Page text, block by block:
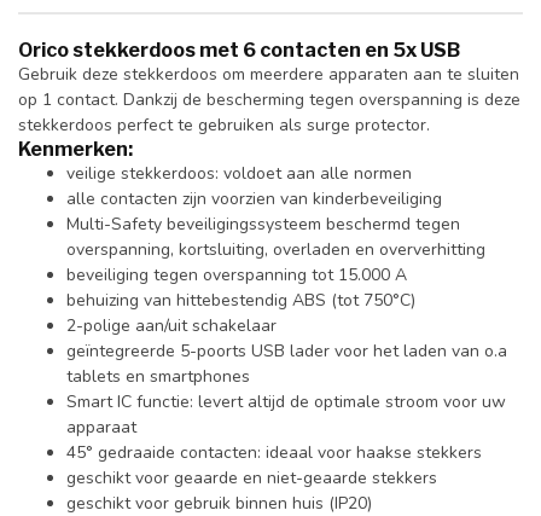
Orico stekkerdoos met 6 contacten en 5x USB
Gebruik deze stekkerdoos om meerdere apparaten aan te sluiten
op 1 contact. Dankzij de bescherming tegen overspanning is deze
stekkerdoos perfect te gebruiken als surge protector.
Kenmerken:
veilige stekkerdoos: voldoet aan alle normen
alle contacten zijn voorzien van kinderbeveiliging
Multi-Safety beveiligingssysteem beschermd tegen
overspanning, kortsluiting, overladen en oververhitting
beveiliging tegen overspanning tot 15.000 A
behuizing van hittebestendig ABS (tot 750°C)
2-polige aan/uit schakelaar
geïntegreerde 5-poorts USB lader voor het laden van o.a
tablets en smartphones
Smart IC functie: levert altijd de optimale stroom voor uw
apparaat
45° gedraaide contacten: ideaal voor haakse stekkers
geschikt voor geaarde en niet-geaarde stekkers
geschikt voor gebruik binnen huis (IP20)